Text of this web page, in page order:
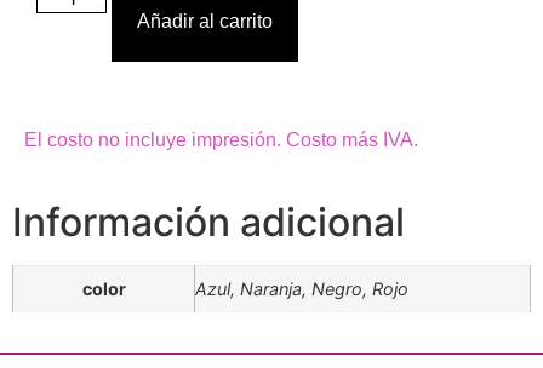
Añadir al carrito
El costo no incluye impresión. Costo más IVA.
Información adicional
color Azul, Naranja, Negro, Rojo